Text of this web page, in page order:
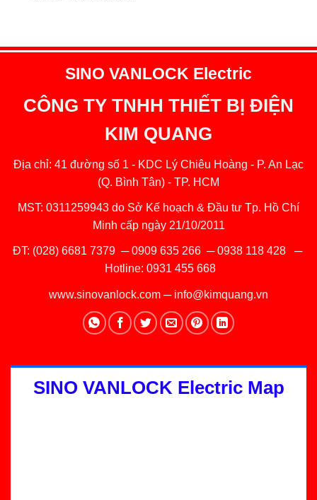
SINO VANLOCK Electric
CÔNG TY TNHH THIẾT BỊ ĐIỆN
KIM QUANG
Địa chỉ: 41 đường số 1 - KDC Lý Chiêu Hoàng - P. An Lạc
(Q. Bình Tân) - TP. HCM
MST: 0311259943 do Sở Kế hoạch & Đầu tư Tp. Hồ Chí
Minh cấp ngày 21/10/2011
ĐT: (028) 6681 7379 ─0909 635 266─0938 118 428─
Hotline: 0931 455 668
www.sinovanlock.com ─ info@kimquang.vn
SINO VANLOCK Electric Map